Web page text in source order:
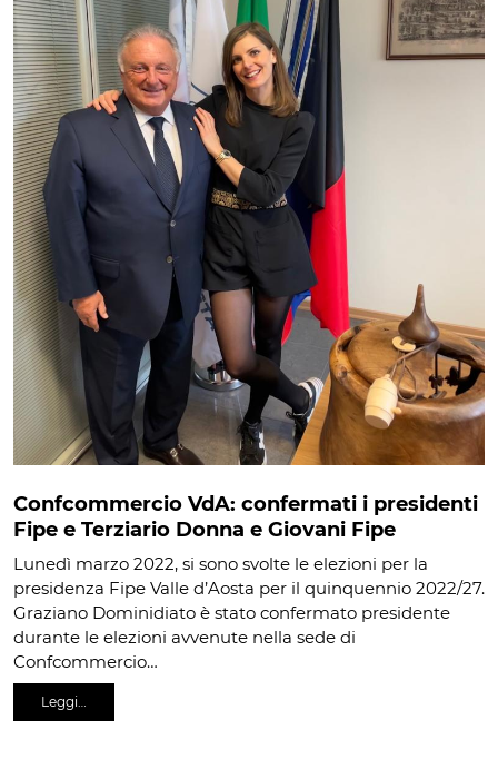
Confcommercio VdA: confermati i presidenti
Fipe e Terziario Donna e Giovani Fipe
Lunedì marzo 2022, si sono svolte le elezioni per la
presidenza Fipe Valle d’Aosta per il quinquennio 2022/27.
Graziano Dominidiato è stato confermato presidente
durante le elezioni avvenute nella sede di
Confcommercio…
Leggi…